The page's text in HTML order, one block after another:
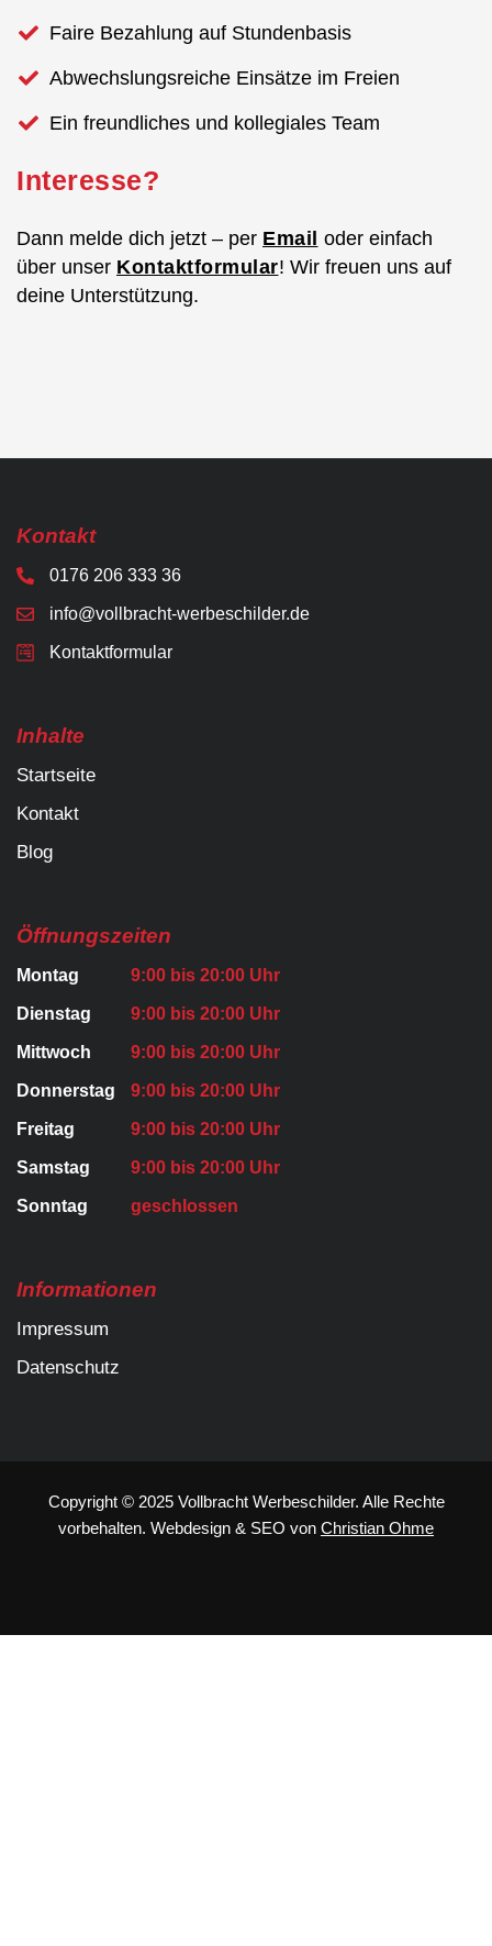
Faire Bezahlung auf Stundenbasis
Abwechslungsreiche Einsätze im Freien
Ein freundliches und kollegiales Team
Interesse?
Dann melde dich jetzt – per Email oder einfach
über unser Kontaktformular! Wir freuen uns auf
deine Unterstützung.
Kontakt
0176 206 333 36
info@vollbracht-werbeschilder.de
Kontaktformular
Inhalte
Startseite
Kontakt
Blog
Öffnungszeiten
Montag 9:00 bis 20:00 Uhr
Dienstag 9:00 bis 20:00 Uhr
Mittwoch 9:00 bis 20:00 Uhr
Donnerstag 9:00 bis 20:00 Uhr
Freitag 9:00 bis 20:00 Uhr
Samstag 9:00 bis 20:00 Uhr
Sonntag geschlossen
Informationen
Impressum
Datenschutz
Copyright © 2025 Vollbracht Werbeschilder. Alle Rechte
vorbehalten. Webdesign & SEO von Christian Ohme